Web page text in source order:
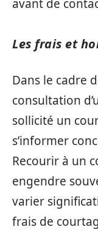
avant de
Les frais et
Dans le cadre
consultation
sollicité un
s’informer
Recourir à un
engendre
varier
frais de